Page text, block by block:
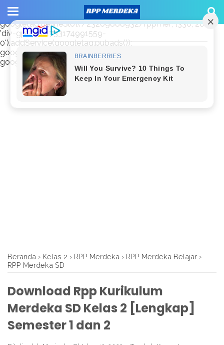
window.googletag = window.googletag || {cmd: []};
googletag.cmd.push(function() {
googletag.defineSlot('/23209888932/rppmer', [336, 280],
'div-gpt-ad-1733174991559-
0').addService(googletag.pubads());
googletag.pubads().enableSingleRequest();
googletag.enableServices(); });
Beranda › Kelas 2 › RPP Merdeka › RPP Merdeka Belajar ›
RPP Merdeka SD
Download Rpp Kurikulum
Merdeka SD Kelas 2 [Lengkap]
Semester 1 dan 2